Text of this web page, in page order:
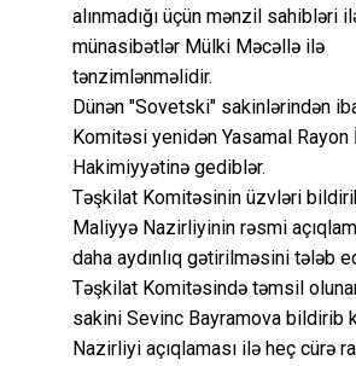
alınmadığı üçün mənzil sahibləri
münasibətlər Mülki Məcəllə ilə
tənzimlənməlidir.
Dünən "Sovetski" sakinlərindən
Komitəsi yenidən Yasamal Rayon
Hakimiyyətinə gediblər.
Təşkilat Komitəsinin üzvləri
Maliyyə Nazirliyinin rəsmi
daha aydınlıq gətirilməsini tələb
Təşkilat Komitəsində təmsil
sakini Sevinc Bayramova bildirib
Nazirliyi açıqlaması ilə heç cürə